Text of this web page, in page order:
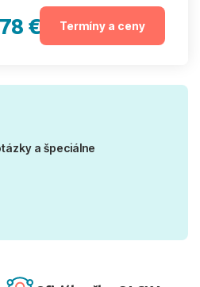
€ Termíny a ceny
a špeciálne